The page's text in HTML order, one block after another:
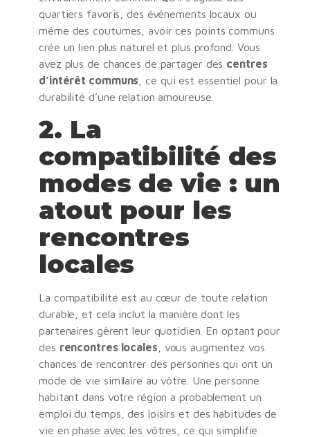
quartiers favoris, des événements locaux ou
même des coutumes, avoir ces points communs
crée un lien plus naturel et plus profond. Vous
avez plus de chances de partager des centres
d’intérêt communs , ce qui est essentiel pour la
durabilité d’une relation amoureuse.
2. La
compatibilité des
modes de vie : un
atout pour les
rencontres
locales
La compatibilité est au cœur de toute relation
durable, et cela inclut la manière dont les
partenaires gèrent leur quotidien. En optant pour
des rencontres locales , vous augmentez vos
chances de rencontrer des personnes qui ont un
mode de vie similaire au vôtre. Une personne
habitant dans votre région a probablement un
emploi du temps, des loisirs et des habitudes de
vie en phase avec les vôtres, ce qui simplifie